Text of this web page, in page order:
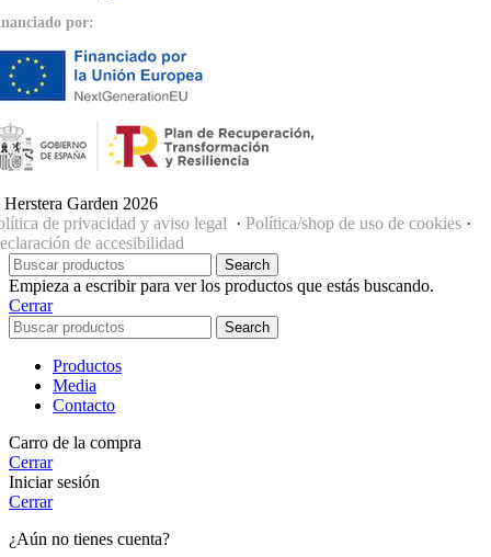
por:
Garden 2026
de privacidad y aviso legal · Política/shop de uso de cookies ·
de accesibilidad
Search
Empieza a escribir para ver los productos que estás buscando.
Cerrar
Search
Productos
Media
Contacto
Carro de la compra
Cerrar
Iniciar sesión
Cerrar
¿Aún no tienes cuenta?